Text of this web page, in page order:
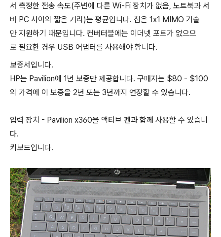
서 측정한 전송 속도(주변에 다른 Wi-Fi 장치가 없음, 노트북과 서
버 PC 사이의 짧은 거리)는 평균입니다. 칩은 1x1 MIMO 기술
만 지원하기 때문입니다. 컨버터블에는 이더넷 포트가 없으므
로 필요한 경우 USB 어댑터를 사용해야 합니다.
보증서입니다.
HP는 Pavilion에 1년 보증만 제공합니다. 구매자는 $80 - $100
의 가격에 이 보증을 2년 또는 3년까지 연장할 수 있습니다.
입력 장치 - Pavilion x360을 액티브 펜과 함께 사용할 수 있습니
다.
키보드입니다.